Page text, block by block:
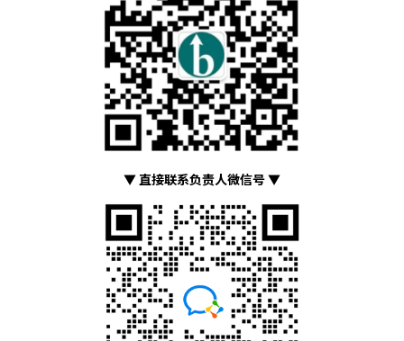
▼ 直接联系负责人微信号 ▼